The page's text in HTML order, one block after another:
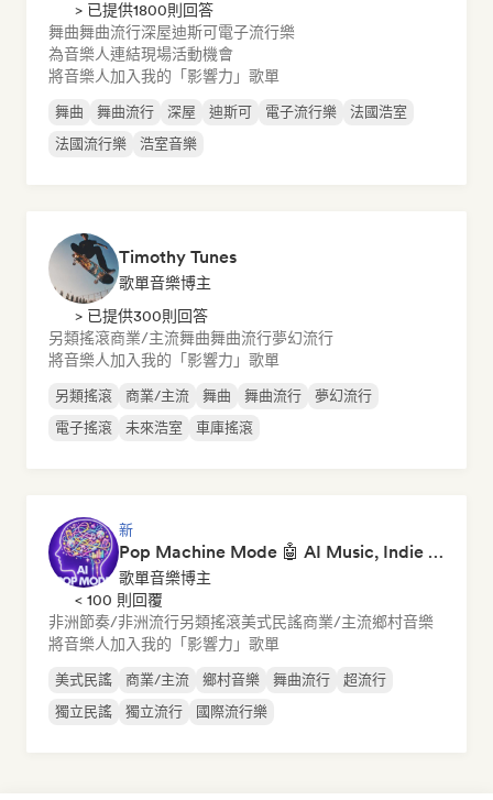
> 已提供1800則回答
舞曲舞曲流行深屋迪斯可電子流行樂
為音樂人連結現場活動機會
將音樂人加入我的「影響力」歌單
舞曲 舞曲流行 深屋 迪斯可 電子流行樂
法國浩室
法國流行樂
浩室音樂
Timothy Tunes
歌單音樂博主
> 已提供300則回答
另類搖滾商業/主流舞曲舞曲流行夢幻流行
將音樂人加入我的「影響力」歌單
另類搖滾 商業/主流 舞曲 舞曲流行
夢幻流行
電子搖滾
未來浩室 車庫搖滾
新
Pop Machine Mode 🤖 AI Music, Indie Pop & Dream Pop
歌單音樂博主
< 100 則回覆
非洲節奏/非洲流行另類搖滾美式民謠商業/主流鄉村音樂
將音樂人加入我的「影響力」歌單
美式民謠 商業/主流 鄉村音樂 舞曲流行
超流行
獨立民謠
獨立流行 國際流行樂